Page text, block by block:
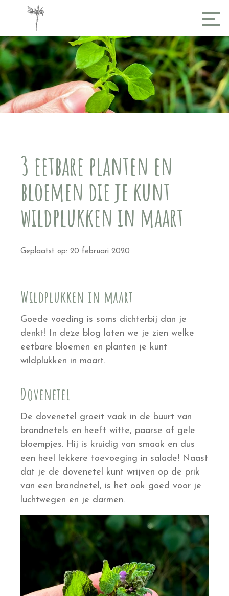
3 eetbare planten en
bloemen die je kunt
wildplukken in maart
Geplaatst op: 20 februari 2020
Wildplukken in maart
Goede voeding is soms dichterbij dan je
denkt! In deze blog laten we je zien welke
eetbare bloemen en planten je kunt
wildplukken in maart.
Dovenetel
De dovenetel groeit vaak in de buurt van
brandnetels en heeft witte, paarse of gele
bloempjes. Hij is kruidig van smaak en dus
een heel lekkere toevoeging in salade! Naast
dat je de dovenetel kunt wrijven op de prik
van een brandnetel, is het ook goed voor je
luchtwegen en je darmen.